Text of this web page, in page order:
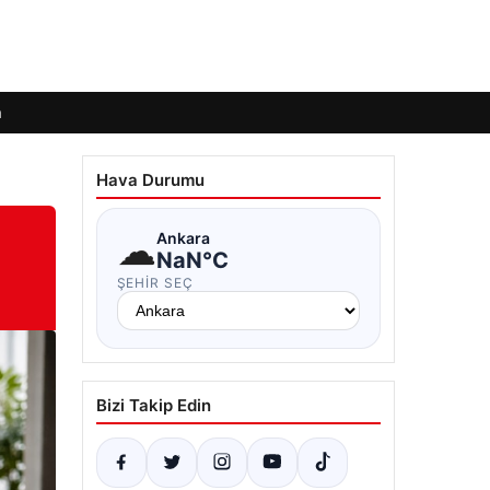
Hava Durumu
☁Ankara
NaN°C
ŞEHIR SEÇ
Bizi Takip Edin